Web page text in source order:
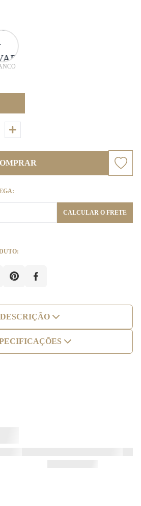
CALCULAR O FRETE
DESCRIÇÃO